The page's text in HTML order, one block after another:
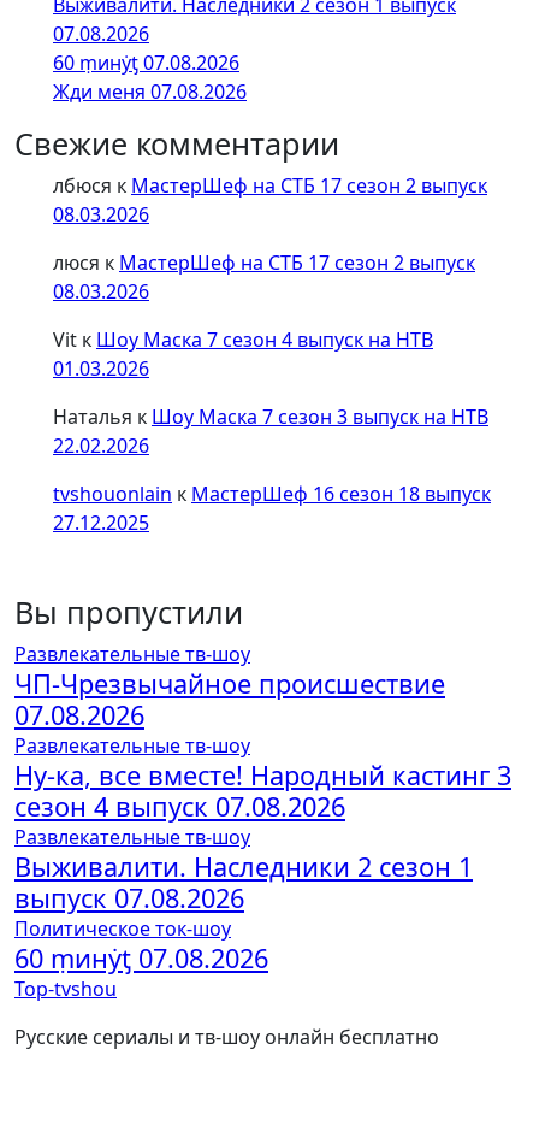
07.08.2026
60 ṃинẏƫ 07.08.2026
Жди меня 07.08.2026
Свежие комментарии
лбюся к МастерШеф на СТБ 17 сезон 2 выпуск
08.03.2026
люся к МастерШеф на СТБ 17 сезон 2 выпуск
08.03.2026
Vit к Шоу Маска 7 сезон 4 выпуск на НТВ
01.03.2026
Наталья к Шоу Маска 7 сезон 3 выпуск на НТВ
22.02.2026
tvshouonlain к МастерШеф 16 сезон 18 выпуск
27.12.2025
Вы пропустили
Развлекательные тв-шоу
ЧП-Чрезвычайное происшествие
07.08.2026
Развлекательные тв-шоу
Ну-ка, все вместе! Народный кастинг 3
сезон 4 выпуск 07.08.2026
Развлекательные тв-шоу
Выживалити. Наследники 2 сезон 1
выпуск 07.08.2026
Политическое ток-шоу
60 ṃинẏƫ 07.08.2026
Top-tvshou
Русские сериалы и тв-шоу онлайн бесплатно